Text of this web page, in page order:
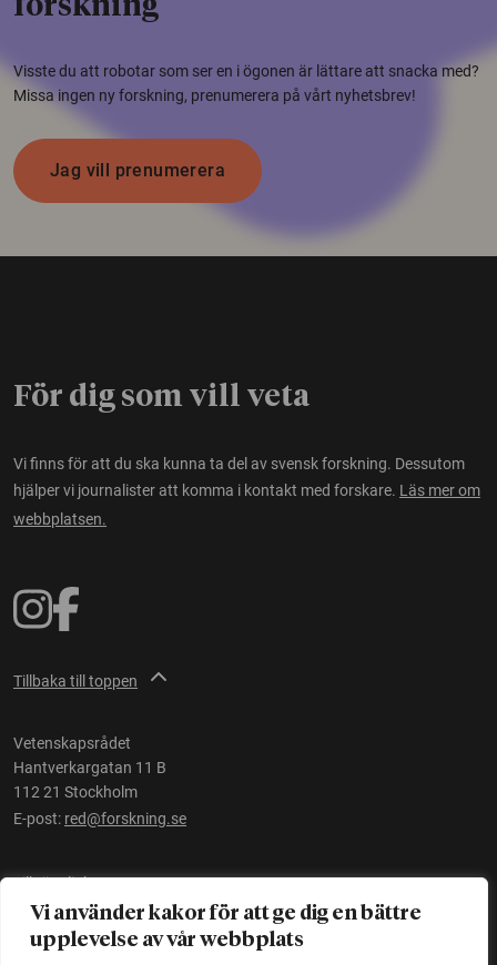
Vi använder kakor för att ge dig en bättre
upplevelse av vår webbplats
forskning
Visste du att robotar som ser en i ögonen är lättare att snacka med?
Missa ingen ny forskning, prenumerera på vårt nyhetsbrev!
Jag vill prenumerera
För dig som vill veta
Vi finns för att du ska kunna ta del av svensk forskning. Dessutom
hjälper vi journalister att komma i kontakt med forskare. Läs mer om
webbplatsen.
Tillbaka till toppen
Vetenskapsrådet
Hantverkargatan 11 B
112 21 Stockholm
E-post: red@forskning.se
Tillgänglighet
Ett initiativ avVetenskapsrådet